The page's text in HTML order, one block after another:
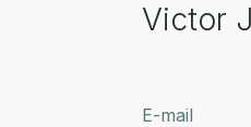
Victor
E-mail